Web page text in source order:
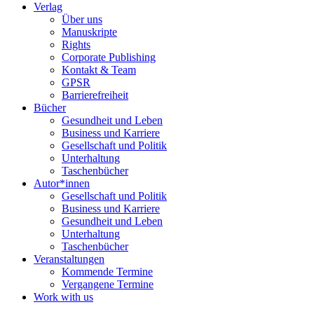
Verlag
Über uns
Manuskripte
Rights
Corporate Publishing
Kontakt & Team
GPSR
Barrierefreiheit
Bücher
Gesundheit und Leben
Business und Karriere
Gesellschaft und Politik
Unterhaltung
Taschenbücher
Autor*innen
Gesellschaft und Politik
Business und Karriere
Gesundheit und Leben
Unterhaltung
Taschenbücher
Veranstaltungen
Kommende Termine
Vergangene Termine
Work with us